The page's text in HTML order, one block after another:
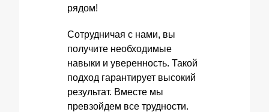
рядом!
Сотрудничая с нами, вы
получите необходимые
навыки и уверенность. Такой
подход гарантирует высокий
результат. Вместе мы
превзойдем все трудности.